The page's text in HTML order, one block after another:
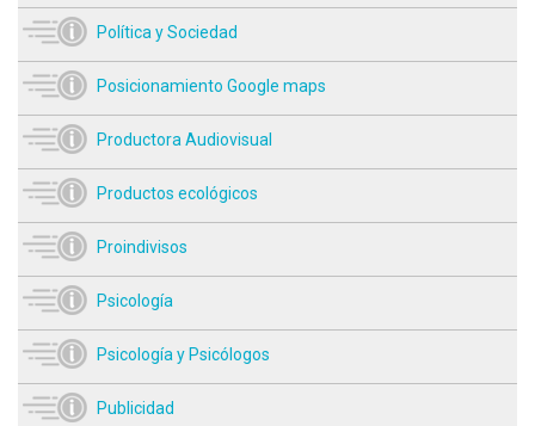
Política y Sociedad
Posicionamiento Google maps
Productora Audiovisual
Productos ecológicos
Proindivisos
Psicología
Psicología y Psicólogos
Publicidad